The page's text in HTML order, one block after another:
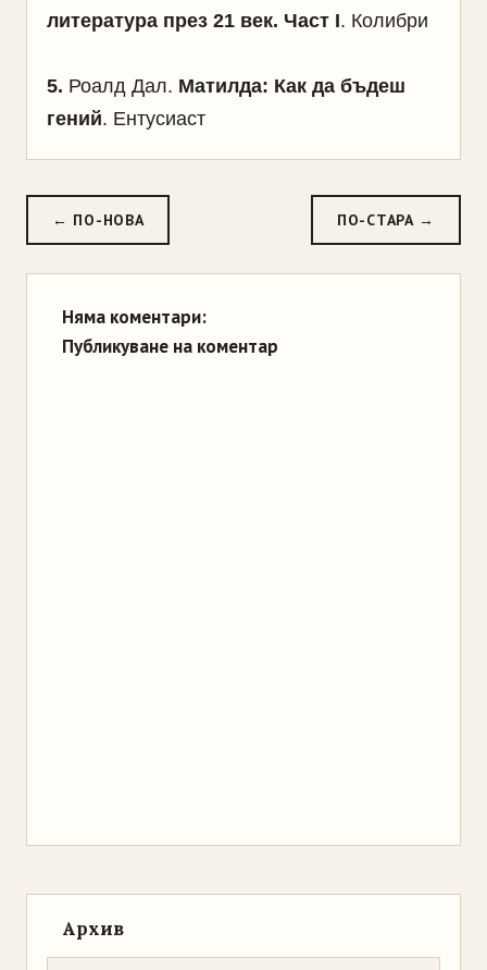
литература през 21 век. Част I. Колибри
5. Роалд Дал. Матилда: Как да бъдеш
гений. Ентусиаст
← ПО-НОВА ПО-СТАРА →
Няма коментари:
Публикуване на коментар
Архив